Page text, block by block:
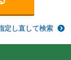
定し直して検索